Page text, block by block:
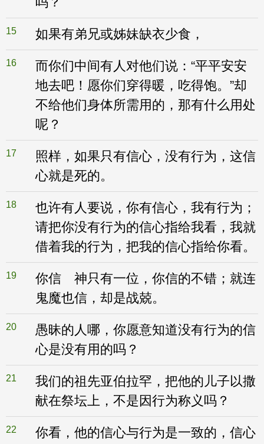
15 如果有弟兄或姊妹缺衣少食，
16
而你们中间有人对他们说：“平平安安
地去吧！愿你们穿得暖，吃得饱。”却
不给他们身体所需用的，那有什么用处
呢？
17
照样，如果只有信心，没有行为，这信
心就是死的。
18
也许有人要说，你有信心，我有行为；
请把你没有行为的信心指给我看，我就
借着我的行为，把我的信心指给你看。
19
你信 神只有一位，你信的不错；就连
鬼魔也信，却是战兢。
20
愚昧的人哪，你愿意知道没有行为的信
心是没有用的吗？
21
我们的祖先亚伯拉罕，把他的儿子以撒
献在祭坛上，不是因行为称义吗？
22
你看，他的信心与行为是一致的，信心